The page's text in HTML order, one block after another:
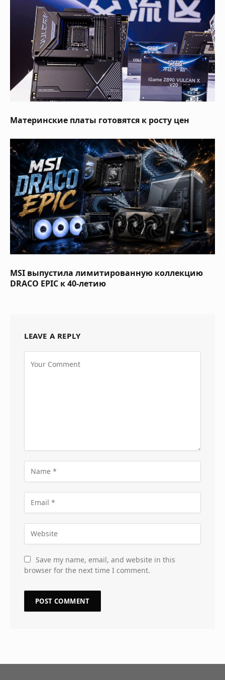
Материнские платы готовятся к росту цен
MSI выпустила лимитированную коллекцию
DRACO EPIC к 40-летию
LEAVE A REPLY
Save my name, email, and website in this
browser for the next time I comment.